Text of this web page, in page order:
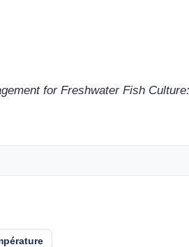
for Freshwater Fish